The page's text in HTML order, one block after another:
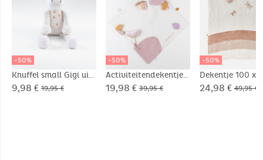
-50%
Knuffel small Gigi uit
Veloudoux®
9,98 € 19,95 €
-50%
Activiteitendekentje
Louli uit mousseline,
19,98 € 39,95 €
-50%
Dekentje 100 x
cm met libellen
24,98 € 49,95 €